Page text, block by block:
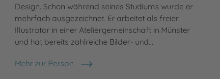
Design. Schon während seines Studiums wurde er
mehrfach ausgezeichnet. Er arbeitet als freier
Illustrator in einer Ateliergemeinschaft in Münster
und hat bereits zahlreiche Bilder- und…
Mehr zur Person
Daniel Napp